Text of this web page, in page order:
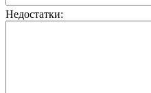
Недостатки: